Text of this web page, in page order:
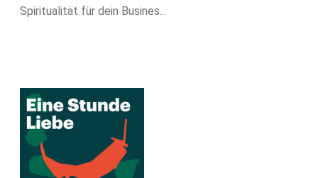
Spiritualität für dein Busines...